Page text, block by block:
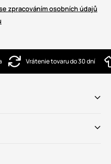
zpracováním osobních údajů
Vrátenie tovaru do 30 dní